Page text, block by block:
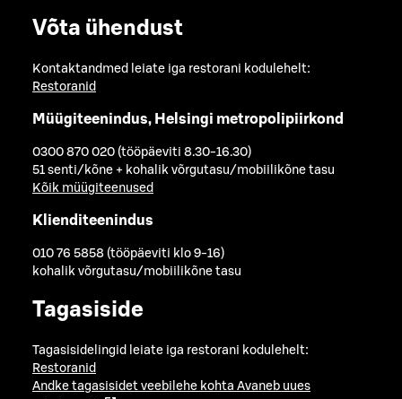
Võta ühendust
Kontaktandmed leiate iga restorani kodulehelt:
Restoranid
Müügiteenindus, Helsingi metropolipiirkond
0300 870 020 (tööpäeviti 8.30-16.30)
51 senti/kõne + kohalik võrgutasu/mobiilikõne tasu
Kõik müügiteenused
Klienditeenindus
010 76 5858 (tööpäeviti klo 9-16)
kohalik võrgutasu/mobiilikõne tasu
Tagasiside
Tagasisidelingid leiate iga restorani kodulehelt:
Restoranid
Andke tagasisidet veebilehe kohta Avaneb uues